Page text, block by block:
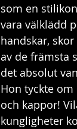
som en
vara välklädd
handskar,
av de främsta
det absolut
Hon tyckte
och kappor!
kungligheter